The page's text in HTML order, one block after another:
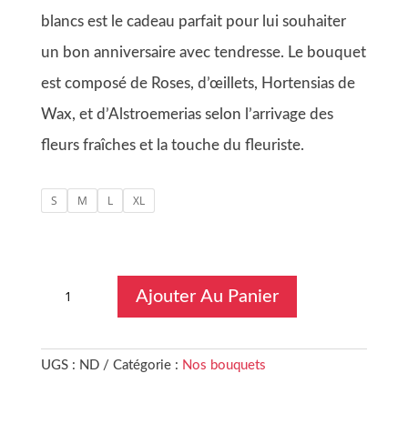
blancs est le cadeau parfait pour lui souhaiter
un bon anniversaire avec tendresse. Le bouquet
est composé de Roses, d’œillets, Hortensias de
Wax, et d’Alstroemerias selon l’arrivage des
fleurs fraîches et la touche du fleuriste.
S M L XL
Ajouter Au Panier
UGS : ND Catégorie : Nos bouquets